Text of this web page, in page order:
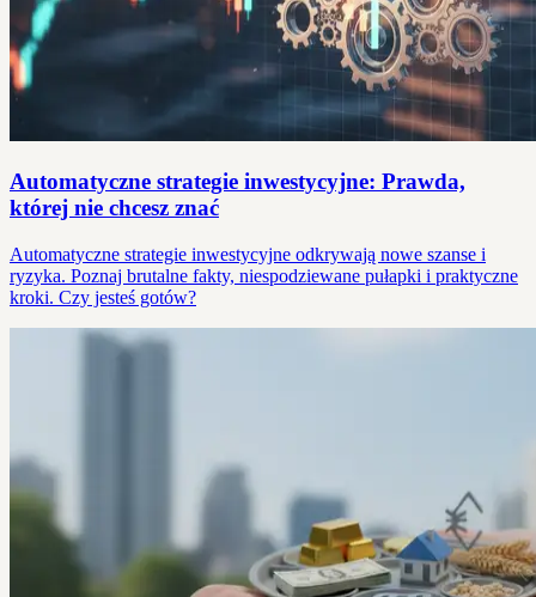
Automatyczne strategie inwestycyjne: Prawda,
której nie chcesz znać
Automatyczne strategie inwestycyjne odkrywają nowe szanse i
ryzyka. Poznaj brutalne fakty, niespodziewane pułapki i praktyczne
kroki. Czy jesteś gotów?